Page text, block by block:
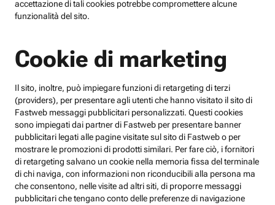
accettazione di tali cookies potrebbe compromettere alcune
funzionalità del sito.
Cookie di marketing
Il sito, inoltre, può impiegare funzioni di retargeting di terzi
(providers), per presentare agli utenti che hanno visitato il sito di
Fastweb messaggi pubblicitari personalizzati. Questi cookies
sono impiegati dai partner di Fastweb per presentare banner
pubblicitari legati alle pagine visitate sul sito di Fastweb o per
mostrare le promozioni di prodotti similari. Per fare ciò, i fornitori
di retargeting salvano un cookie nella memoria fissa del terminale
di chi naviga, con informazioni non riconducibili alla persona ma
che consentono, nelle visite ad altri siti, di proporre messaggi
pubblicitari che tengano conto delle preferenze di navigazione